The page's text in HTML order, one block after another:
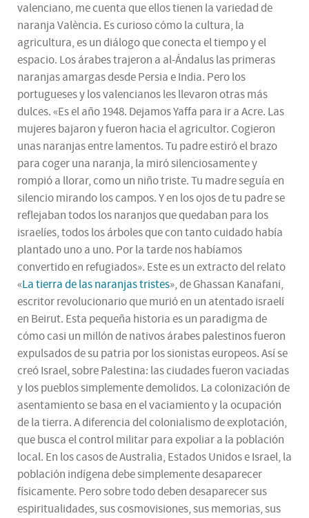
valenciano, me cuenta que ellos tienen la variedad de
naranja València. Es curioso cómo la cultura, la
agricultura, es un diálogo que conecta el tiempo y el
espacio. Los árabes trajeron a al-Ándalus las primeras
naranjas amargas desde Persia e India. Pero los
portugueses y los valencianos les llevaron otras más
dulces. «Es el año 1948. Dejamos Yaffa para ir a Acre. Las
mujeres bajaron y fueron hacia el agricultor. Cogieron
unas naranjas entre lamentos. Tu padre estiró el brazo
para coger una naranja, la miró silenciosamente y
rompió a llorar, como un niño triste. Tu madre seguía en
silencio mirando los campos. Y en los ojos de tu padre se
reflejaban todos los naranjos que quedaban para los
israelíes, todos los árboles que con tanto cuidado había
plantado uno a uno. Por la tarde nos habíamos
convertido en refugiados». Este es un extracto del relato
«La tierra de las naranjas tristes», de Ghassan Kanafani,
escritor revolucionario que murió en un atentado israelí
en Beirut. Esta pequeña historia es un paradigma de
cómo casi un millón de nativos árabes palestinos fueron
expulsados de su patria por los sionistas europeos. Así se
creó Israel, sobre Palestina: las ciudades fueron vaciadas
y los pueblos simplemente demolidos. La colonización de
asentamiento se basa en el vaciamiento y la ocupación
de la tierra. A diferencia del colonialismo de explotación,
que busca el control militar para expoliar a la población
local. En los casos de Australia, Estados Unidos e Israel, la
población indígena debe simplemente desaparecer
físicamente. Pero sobre todo deben desaparecer sus
espiritualidades, sus cosmovisiones, sus memorias, sus